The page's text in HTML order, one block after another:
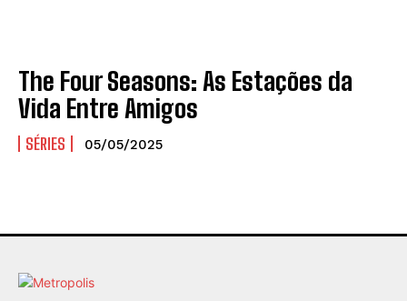
The Four Seasons: As Estações da
Vida Entre Amigos
SÉRIES 05/05/2025